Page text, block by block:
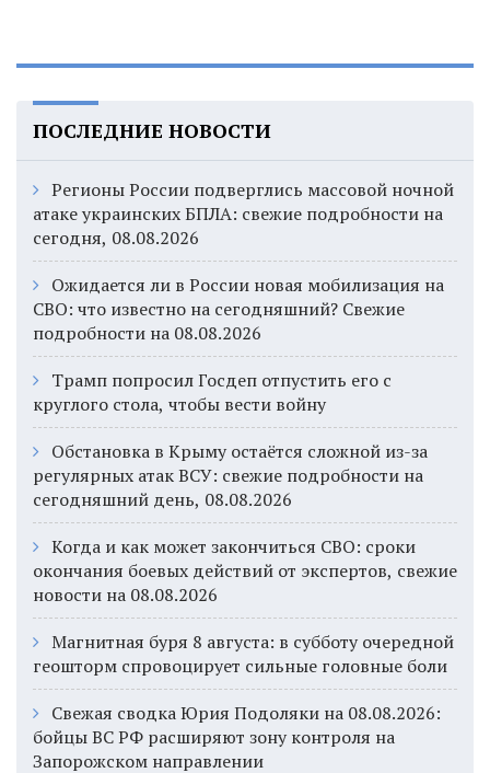
ПОСЛЕДНИЕ НОВОСТИ
Регионы России подверглись массовой ночной
атаке украинских БПЛА: свежие подробности на
сегодня, 08.08.2026
Ожидается ли в России новая мобилизация на
СВО: что известно на сегодняшний? Свежие
подробности на 08.08.2026
Трамп попросил Госдеп отпустить его с
круглого стола, чтобы вести войну
Обстановка в Крыму остаётся сложной из-за
регулярных атак ВСУ: свежие подробности на
сегодняшний день, 08.08.2026
Когда и как может закончиться СВО: сроки
окончания боевых действий от экспертов, свежие
новости на 08.08.2026
Магнитная буря 8 августа: в субботу очередной
геошторм спровоцирует сильные головные боли
Свежая сводка Юрия Подоляки на 08.08.2026:
бойцы ВС РФ расширяют зону контроля на
Запорожском направлении